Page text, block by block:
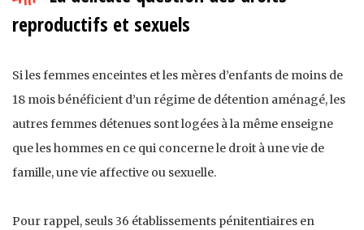
reproductifs et sexuels
Si les femmes enceintes et les mères d’enfants de moins de
18 mois bénéficient d’un régime de détention aménagé, les
autres femmes détenues sont logées à la même enseigne
que les hommes en ce qui concerne le droit à une vie de
famille, une vie affective ou sexuelle.
Pour rappel, seuls 36 établissements pénitentiaires en